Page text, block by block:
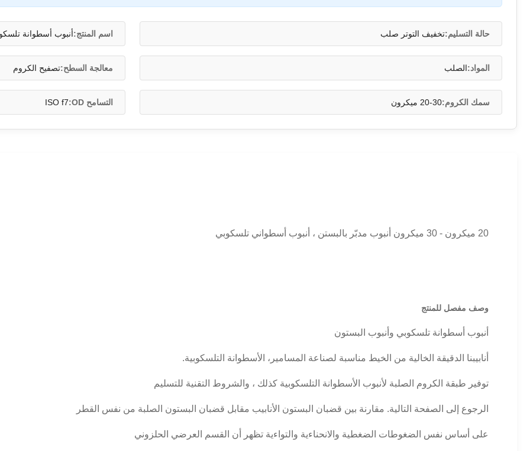
حالة التسليم:تخفيف التوتر صلب اسم المنتج:أنبوب أسطوانة
المواد:الصلب معالجة السطح:تصفيح الكروم
سمك الكروم:20-30 ميكرون التسامح OD: ISO f7
20 ميكرون - 30 ميكرون أنبوب مدبّر بالبستن ، أنبوب أسطواني تلسكوبي
وصف مفصل للمنتج
أنبوب أسطوانة تلسكوبي وأنبوب البستون
أنابيبنا الدقيقة الخالية من الخيط مناسبة لصناعة المسامير، الأسطوانة التلسكوبية.
توفير طبقة الكروم الصلبة لأنبوب الأسطوانة التلسكوبية كذلك ، والشروط التقنية للتسليم
الرجوع إلى الصفحة التالية. مقارنة بين قضبان البستون الأنابيب مقابل قضبان البستون الصلبة من نفس القطر
على أساس نفس الضغوطات الضغطية والانحناءية والتواءية تظهر أن القسم العرضي الحلزوني